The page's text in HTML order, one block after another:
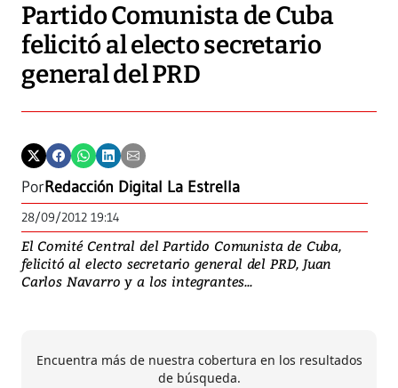
Partido Comunista de Cuba
felicitó al electo secretario
general del PRD
PorRedacción Digital La Estrella
28/09/2012 19:14
El Comité Central del Partido Comunista de Cuba,
felicitó al electo secretario general del PRD, Juan
Carlos Navarro y a los integrantes...
Encuentra más de nuestra cobertura en los resultados
de búsqueda.